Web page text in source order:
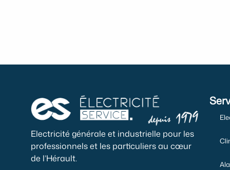
Electricité générale et industrielle pour les
professionnels et les particuliers au cœur
de l’Hérault.